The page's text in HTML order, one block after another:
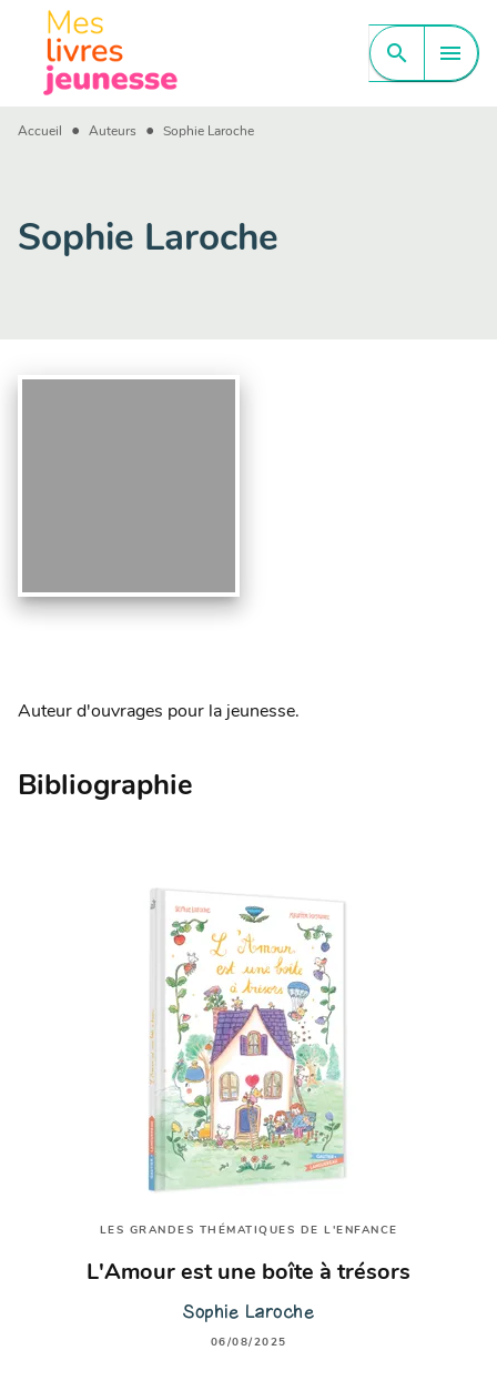
MENU CONTENU
PIED DE PAGE
search menu
Accueil • Auteurs • Sophie Laroche
Sophie Laroche
Auteur d'ouvrages pour la jeunesse.
Bibliographie
LES GRANDES THÉMATIQUES DE L'ENFANCE
L'Amour est une boîte à trésors
Sophie Laroche
06/08/2025